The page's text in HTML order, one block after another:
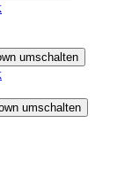
umschalten
umschalten